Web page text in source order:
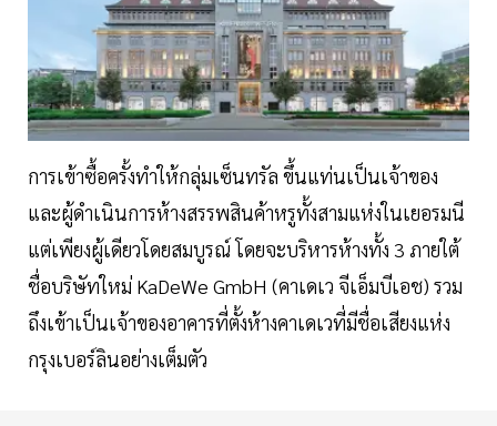
การเข้าซื้อครั้งทำให้กลุ่มเซ็นทรัล ขึ้นแท่นเป็นเจ้าของ
และผู้ดำเนินการห้างสรรพสินค้าหรูทั้งสามแห่งในเยอรมนี
แต่เพียงผู้เดียวโดยสมบูรณ์ โดยจะบริหารห้างทั้ง 3 ภายใต้
ชื่อบริษัทใหม่ KaDeWe GmbH (คาเดเว จีเอ็มบีเอช) รวม
ถึงเข้าเป็นเจ้าของอาคารที่ตั้งห้างคาเดเวที่มีชื่อเสียงแห่ง
กรุงเบอร์ลินอย่างเต็มตัว